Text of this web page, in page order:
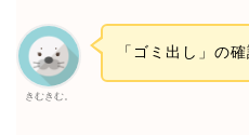
きむきむ。
「ゴミ出し」の